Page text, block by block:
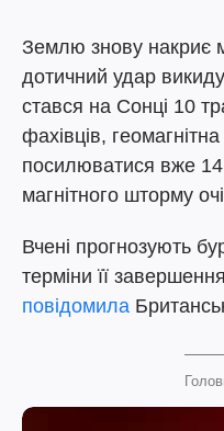
Землю знову накриє
дотичний удар
стався на Сонці 10
фахівців,
посилюватися вже
магнітного шторму
Вчені прогнозують
терміни її
повідомила